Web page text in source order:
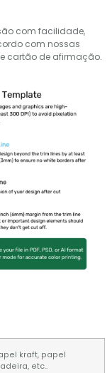
com facilidade,
com nossas
cartão de afirmação.
kraft, papel
etc..